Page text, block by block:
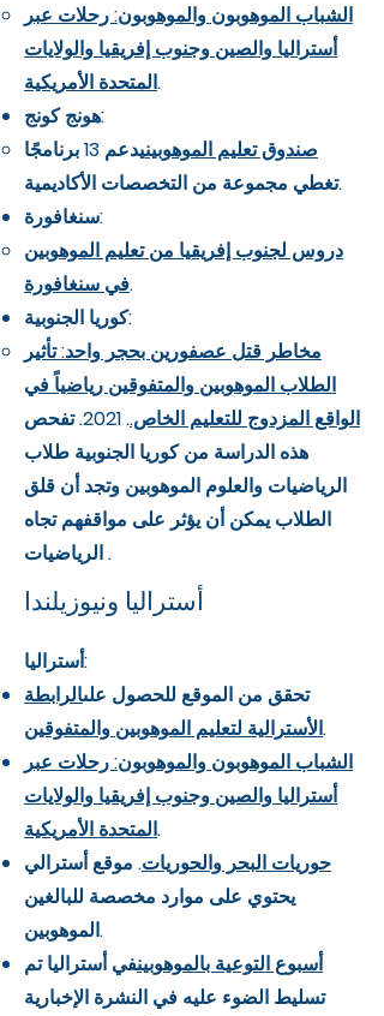
الشباب الموهوبون والموهوبون: رحلات عبر
أستراليا والصين وجنوب إفريقيا والولايات
المتحدة الأمريكية.
هونج كونج:
صندوق تعليم الموهوبين
يدعم 13 برنامجًا
تغطي مجموعة من التخصصات الأكاديمية. ​
سنغافورة:
دروس لجنوب إفريقيا من تعليم الموهوبين
في سنغافورة.
كوريا الجنوبية:
مخاطر قتل عصفورين بحجر واحد: تأثير
الطلاب الموهوبين والمتفوقين رياضياً في
الواقع المزدوج للتعليم الخاص.
. 2021. تفحص
هذه الدراسة من كوريا الجنوبية طلاب
الرياضيات والعلوم الموهوبين وتجد أن قلق
الطلاب يمكن أن يؤثر على مواقفهم تجاه
الرياضيات .
أستراليا ونيوزيلندا
أستراليا:
تحقق من الموقع للحصول علىالرابطة
الأسترالية لتعليم الموهوبين والمتفوقين.
الشباب الموهوبون والموهوبون: رحلات عبر
أستراليا والصين وجنوب إفريقيا والولايات
المتحدة الأمريكية.
حوريات البحر والحوريات. موقع أسترالي
يحتوي على موارد مخصصة للبالغين
الموهوبين.
أسبوع التوعية بالموهوبينفي أستراليا تم
تسليط الضوء عليه في النشرة الإخبارية